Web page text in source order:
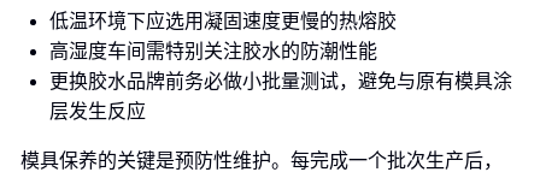
低温环境下应选用凝固速度更慢的热熔胶
高湿度车间需特别关注胶水的防潮性能
更换胶水品牌前务必做小批量测试，避免与原有模具涂
层发生反应
模具保养的关键是预防性维护。每完成一个批次生产后，